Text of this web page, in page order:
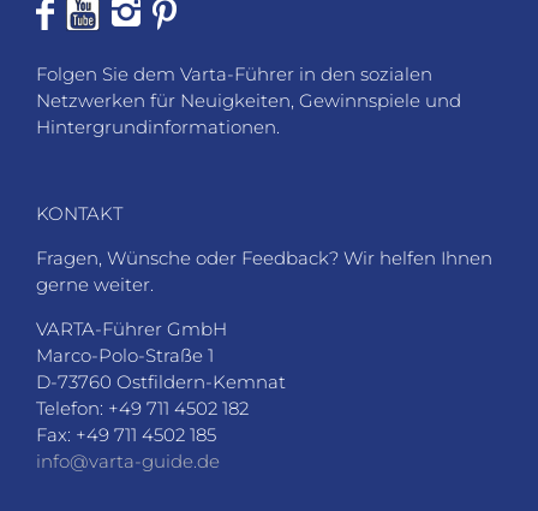
Folgen Sie dem Varta-Führer in den sozialen
Netzwerken für Neuigkeiten, Gewinnspiele und
Hintergrundinformationen.
KONTAKT
Fragen, Wünsche oder Feedback? Wir helfen Ihnen
gerne weiter.
VARTA-Führer GmbH
Marco-Polo-Straße 1
D-73760 Ostfildern-Kemnat
Telefon: +49 711 4502 182
Fax: +49 711 4502 185
info@varta-guide.de